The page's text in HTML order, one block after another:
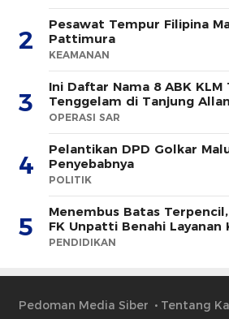
2
Pesawat Tempur Filipina
Pattimura
KEAMANAN
3
Ini Daftar Nama 8 ABK KLM
Tenggelam di Tanjung
OPERASI SAR
4
Pelantikan DPD Golkar
Penyebabnya
POLITIK
5
Menembus Batas
FK Unpatti Benahi Layanan
PENDIDIKAN
Pedoman Media Siber Tentang